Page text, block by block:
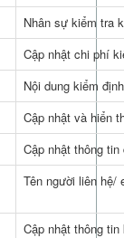
Nhân sự kiểm tra
Cập nhật chi phí
Nội dung kiểm
Cập nhật và hiển
Cập nhật thông
Tên người liên hệ/
Cập nhật thông